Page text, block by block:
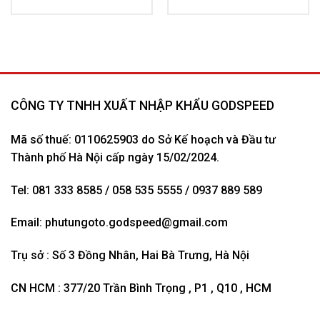
CÔNG TY TNHH XUẤT NHẬP KHẨU GODSPEED
Mã số thuế: 0110625903 do Sở Kế hoạch và Đầu tư
Thành phố Hà Nội cấp ngày 15/02/2024.
Tel: 081 333 8585 / 058 535 5555 / 0937 889 589
Email: phutungoto.godspeed@gmail.com
Trụ sở : Số 3 Đồng Nhân, Hai Bà Trưng, Hà Nội
CN HCM : 377/20 Trần Bình Trọng , P1 , Q10 , HCM